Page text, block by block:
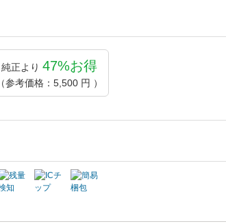
純正より 47%お得
（参考価格：5,500 円 ）